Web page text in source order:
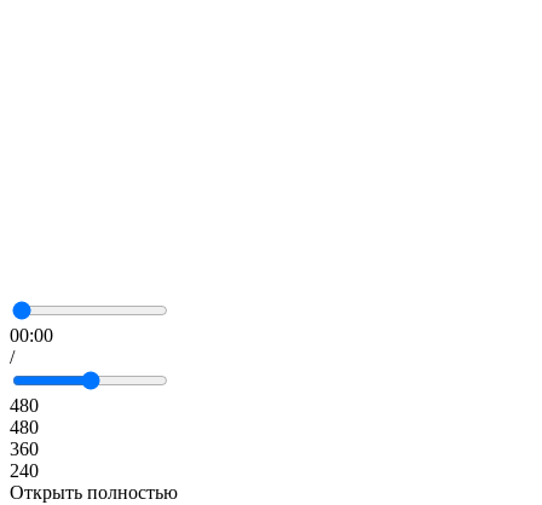
00:00
/
480
480
360
240
Открыть полностью